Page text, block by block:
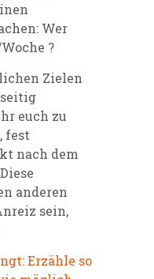
Wer
?
Zielen
euch zu
fest
nach dem
anderen
sein,
Erzähle so